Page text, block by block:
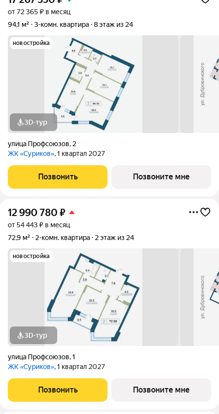
от 72 365 ₽ в месяц
94,1 м²
3-комн. квартира 8 этаж из 24
новостройка
3D-тур
улица Профсоюзов, 2
ЖК «Суриков», 1 квартал 2027
Позвонить Позвоните мне
12 990 780 ₽
от 54 443 ₽ в месяц
72,9 м²
2-комн. квартира 2 этаж из 24
новостройка
3D-тур
улица Профсоюзов,1
ЖК «Суриков», 1 квартал 2027
Позвонить Позвоните мне